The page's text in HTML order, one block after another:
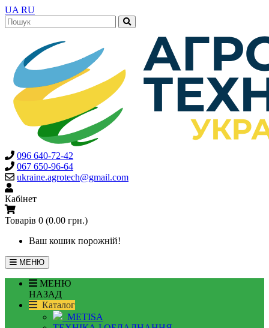
UA RU
096 640-72-42
067 650-96-64
ukraine.agrotech@gmail.com
Кабінет
Товарів 0 (0.00 грн.)
Ваш кошик порожній!
МЕНЮ
МЕНЮ
НАЗАД
Каталог
METISA